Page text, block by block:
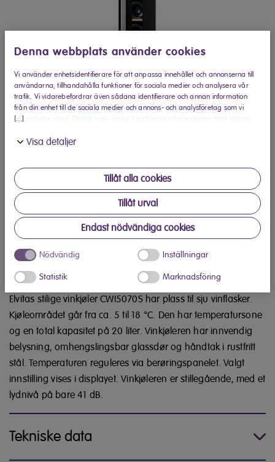
Denna webbplats använder cookies
[...]
Vi använder enhetsidentifierare för att anpassa innehållet och annonserna till
användarna, tillhandahålla funktioner för sociala medier och analysera vår
trafik. Vi vidarebefordrar även sådana identifierare och annan information
från din enhet till de sociala medier och annons- och analysföretag som vi
samarbetar med. Dessa kan i sin tur kombinera informationen med annan
använt deras tjänster.
Visa detaljer
Tillåt alla cookies
Tillåt urval
Endast nödvändiga cookies
Nödvändig Inställningar
Statistik Marknadsföring
Kjøp på Elon.no
Produktbeskrivelse
Elvitas stilige vinkjøler CWI5070S har plass til sju vinflasker.
Kjøleområdet går fra ca. 5 til 18 °C. Den har temperatursone
og en total kapasitet på 20 liter. Vinkjøleren har innvendig
belysning,omhengslingsbar glassdør og håndtak i rustfritt
stål.Temperaturen reguleres via berøringspanelet. Valgt
innstilling vises i displayet. Vinkjøleren er stillegående, med et
lydnivå på bare 41 dB.
Tekniske data